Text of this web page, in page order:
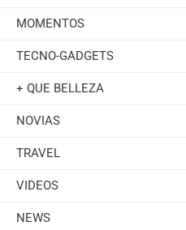
MOMENTOS
TECNO-GADGETS
+ QUE BELLEZA
NOVIAS
TRAVEL
VIDEOS
NEWS